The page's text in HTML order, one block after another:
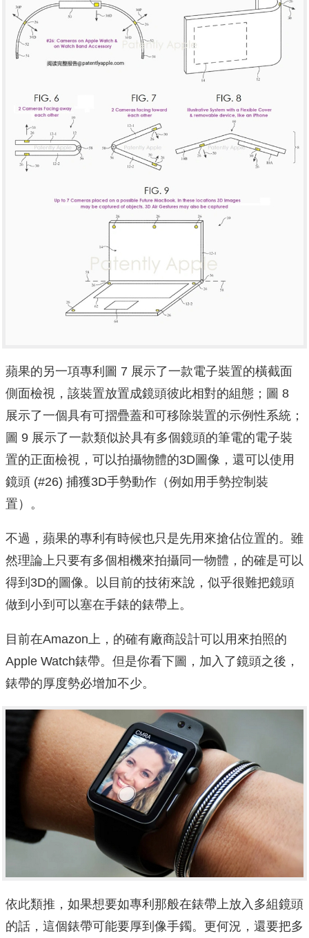
蘋果的另一項專利圖 7 展示了一款電子裝置的橫截面
側面檢視，該裝置放置成鏡頭彼此相對的組態；圖 8
展示了一個具有可摺疊蓋和可移除裝置的示例性系統；
圖 9 展示了一款類似於具有多個鏡頭的筆電的電子裝
置的正面檢視，可以拍攝物體的3D圖像，還可以使用
鏡頭 (#26) 捕獲3D手勢動作（例如用手勢控制裝
置）。
不過，蘋果的專利有時候也只是先用來搶佔位置的。雖
然理論上只要有多個相機來拍攝同一物體，的確是可以
得到3D的圖像。以目前的技術來說，似乎很難把鏡頭
做到小到可以塞在手錶的錶帶上。
目前在Amazon上，的確有廠商設計可以用來拍照的
Apple Watch錶帶。但是你看下圖，加入了鏡頭之後，
錶帶的厚度勢必增加不少。
依此類推，如果想要如專利那般在錶帶上放入多組鏡頭
的話，這個錶帶可能要厚到像手鐲。更何況，還要把多